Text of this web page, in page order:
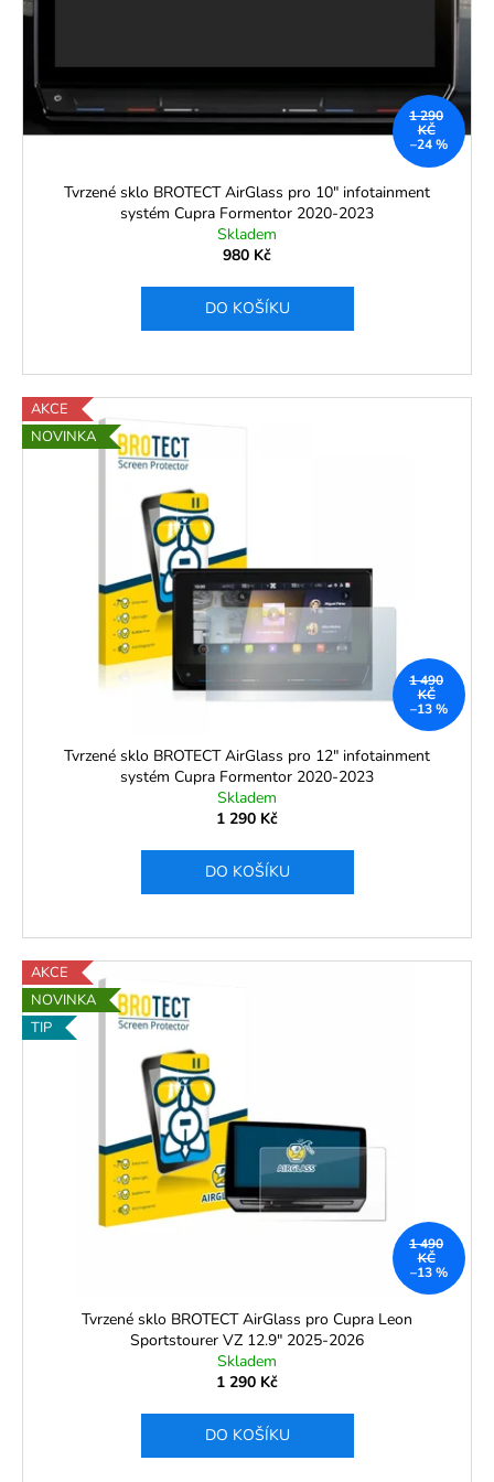
r
d
k
1 290
KČ
–24 %
Tvrzené sklo BROTECT AirGlass pro 10" infotainment
systém Cupra Formentor 2020-2023
Skladem
980 Kč
DO KOŠÍKU
AKCE
NOVINKA
1 490
KČ
–13 %
Tvrzené sklo BROTECT AirGlass pro 12" infotainment
systém Cupra Formentor 2020-2023
Skladem
1 290 Kč
DO KOŠÍKU
AKCE
NOVINKA
TIP
1 490
KČ
–13 %
Tvrzené sklo BROTECT AirGlass pro Cupra Leon
Sportstourer VZ 12.9" 2025-2026
Skladem
1 290 Kč
DO KOŠÍKU
290
Kč